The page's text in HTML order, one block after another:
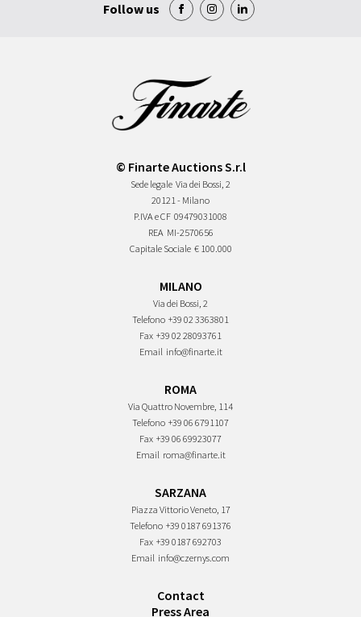
Follow us
© Finarte Auctions S.r.l
Sede legale Via dei Bossi, 2
20121 - Milano
P.IVA e CF 09479031008
REA MI-2570656
Capitale Sociale € 100.000
MILANO
Via dei Bossi, 2
Telefono +39 02 3363801
Fax +39 02 28093761
Email info@finarte.it
ROMA
Via Quattro Novembre, 114
Telefono +39 06 6791107
Fax +39 06 69923077
Email roma@finarte.it
SARZANA
Piazza Vittorio Veneto, 17
Telefono +39 0187 691376
Fax +39 0187 692703
Email info@czernys.com
Contact
Press Area